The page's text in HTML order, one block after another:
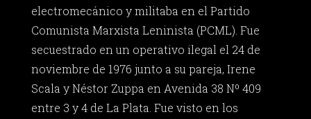
electromecánico y militaba en el Partido
Comunista Marxista Leninista (PCML). Fue
secuestrado en un operativo ilegal el 24 de
noviembre de 1976 junto a su pareja, Irene
Scala y Néstor Zuppa en Avenida 38 Nº 409
entre 3 y 4 de La Plata. Fue visto en los